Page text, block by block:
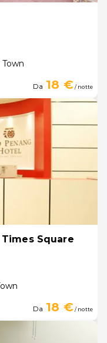
Da 18 €/ notte
Square
Da 18 €/ notte